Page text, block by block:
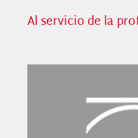
Al servicio de la